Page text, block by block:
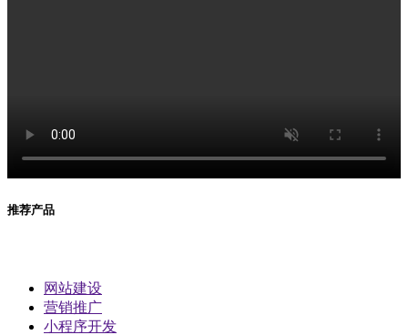
推荐产品
网站建设
营销推广
小程序开发